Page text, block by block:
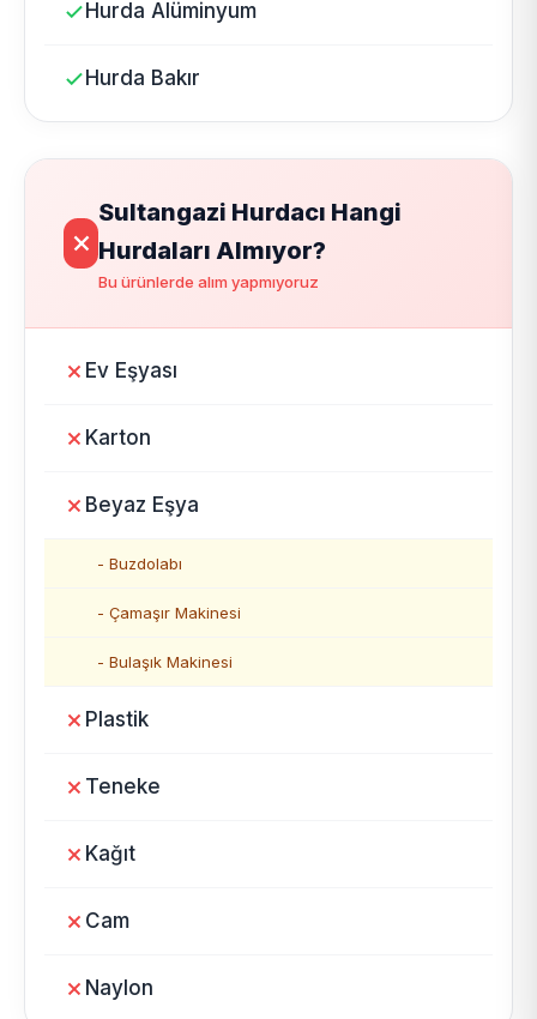
Hurda Alüminyum
Hurda Bakır
Sultangazi Hurdacı Hangi
Hurdaları Almıyor?
Bu ürünlerde alım yapmıyoruz
Ev Eşyası
Karton
Beyaz Eşya
- Buzdolabı
- Çamaşır Makinesi
- Bulaşık Makinesi
Plastik
Teneke
Kağıt
Cam
Naylon